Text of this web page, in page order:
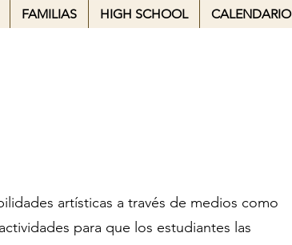
FAMILIAS HIGH SCHOOL CALENDARIO
artísticas a través de medios como
para que los estudiantes las